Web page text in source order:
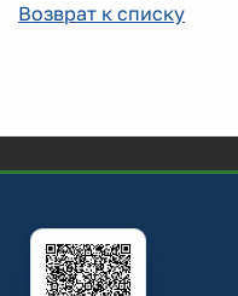
Возврат к списку